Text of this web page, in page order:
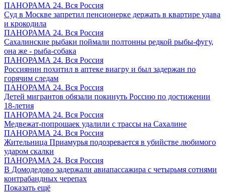
ПАНОРАМА 24. Вся Россия
Суд в Москве запретил пенсионерке держать в квартире удава
и крокодила
ПАНОРАМА 24. Вся Россия
Сахалинские рыбаки поймали полтонны редкой рыбы-фугу,
она же - рыба-собака
ПАНОРАМА 24. Вся Россия
Россиянин похитил в аптеке виагру и был задержан по
горячим следам
ПАНОРАМА 24. Вся Россия
Детей мигрантов обязали покинуть Россию по достижении
18-летия
ПАНОРАМА 24. Вся Россия
Медвежат-попрошаек удалили с трассы на Сахалине
ПАНОРАМА 24. Вся Россия
Жительница Приамурья подозревается в убийстве любимого
ударом скалки
ПАНОРАМА 24. Вся Россия
В Домодедово задержали авиапассажира с четырьмя сотнями
контрабандных черепах
Показать ещё